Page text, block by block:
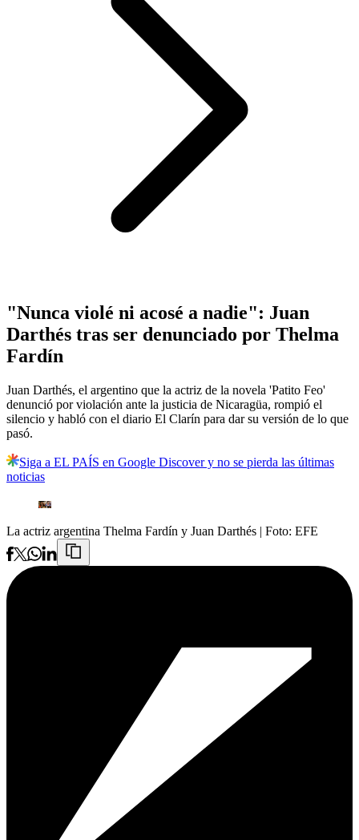
"Nunca violé ni acosé a nadie": Juan
Darthés tras ser denunciado por Thelma
Fardín
Juan Darthés, el argentino que la actriz de la novela 'Patito Feo'
denunció por violación ante la justicia de Nicaragüa, rompió el
silencio y habló con el diario El Clarín para dar su versión de lo que
pasó.
Siga a EL PAÍS en Google Discover y no se pierda las últimas
noticias
La actriz argentina Thelma Fardín y Juan Darthés | Foto: EFE